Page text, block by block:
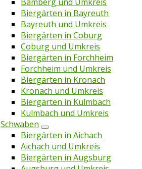
Biergärten in Bayreuth
Bayreuth und Umkreis
Biergärten in Coburg
Coburg und Umkreis
Biergärten in Forchheim
Forchheim und Umkreis
Biergärten in Kronach
Kronach und Umkreis
Biergärten in Kulmbach
Kulmbach und Umkreis
Schwaben
Biergärten in Aichach
Aichach und Umkreis
Biergärten in Augsburg